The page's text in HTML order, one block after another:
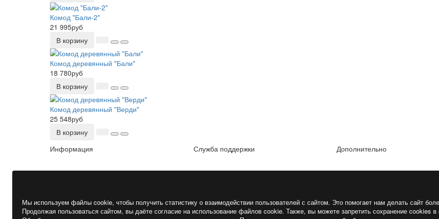
Комод "Бали-2"
21 995руб
В корзину
Комод деревянный "Бали"
18 780руб
В корзину
Комод деревянный "Верди"
25 548руб
В корзину
Информация
Служба поддержки Дополнительно
Мы используем файлы cookie, чтобы получить статистику о взаимодействии пользователей с сайтом. Это помогает нам делать сайт
Продолжая пользоваться сайтом, вы даёте согласие на использование файлов cookie. Также, вы можете запретить сохранение cookies в